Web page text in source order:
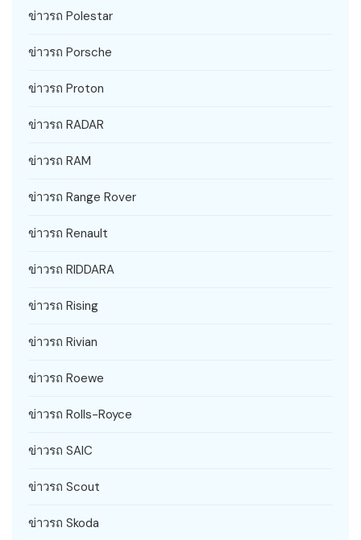
ข่าวรถ Polestar
ข่าวรถ Porsche
ข่าวรถ Proton
ข่าวรถ RADAR
ข่าวรถ RAM
ข่าวรถ Range Rover
ข่าวรถ Renault
ข่าวรถ RIDDARA
ข่าวรถ Rising
ข่าวรถ Rivian
ข่าวรถ Roewe
ข่าวรถ Rolls-Royce
ข่าวรถ SAIC
ข่าวรถ Scout
ข่าวรถ Skoda